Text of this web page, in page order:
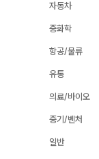
자동차
중화학
항공/물류
유통
의료/바이오
중기/벤처
일반